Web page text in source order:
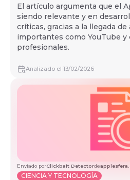
El artículo argumenta que el
siendo relevante y en
críticas, gracias a la llegada
importantes como YouTube y
profesionales.
Analizado el 13/02/2026
Enviado porClickbait Detectorde
CIENCIA Y TECNOLOGÍA